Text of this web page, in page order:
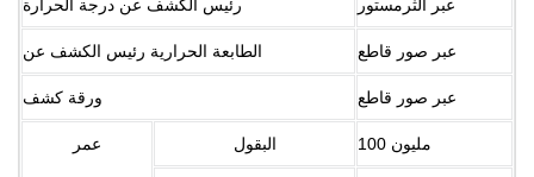
رئيس الكشف عن درجة الحرارة عبر الثرمستور
الطابعة الحرارية رئيس الكشف عن عبر صور قاطع
ورقة كشف عبر صور قاطع
عمر البقول 100 مليون